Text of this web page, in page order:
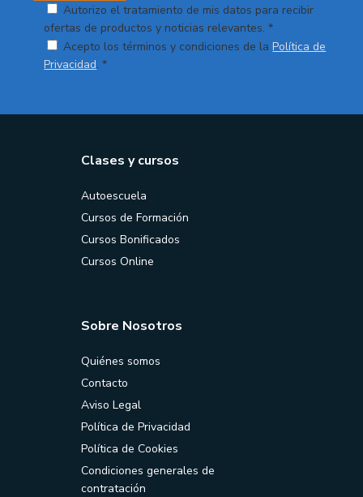
Autorizo el tratamiento de mis datos para recibir
ofertas de productos y noticias relevantes. *
Acepto los términos y condiciones de laPolítica de
Privacidad. *
Clases y cursos
Autoescuela
Cursos de Formación
Cursos Bonificados
Cursos Online
Sobre Nosotros
Quiénes somos
Contacto
Aviso Legal
Política de Privacidad
Política de Cookies
Condiciones generales de
contratación